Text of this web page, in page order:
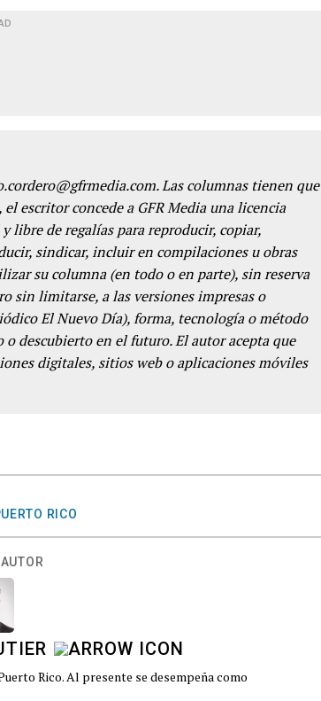
Las columnas tienen que
escritor concede a GFR Media una licencia
libre de regalías para reproducir, copiar,
sindicar, incluir en compilaciones u obras
su columna (en todo o en parte), sin reserva
sin limitarse, a las versiones impresas o
El Nuevo Día), forma, tecnología o método
descubierto en el futuro. El autor acepta que
digitales, sitios web o aplicaciones móviles
RICO
Rico. Al presente se desempeña como